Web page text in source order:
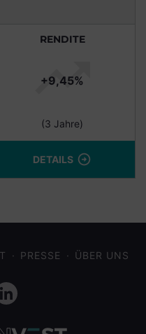
RENDITE
+9,45%
(3 Jahre)
DETAILS
PRESSE ÜBER UNS
LinkedIn